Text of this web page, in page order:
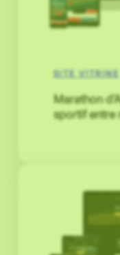
SITE VITRINE
Marathon
sportif entre